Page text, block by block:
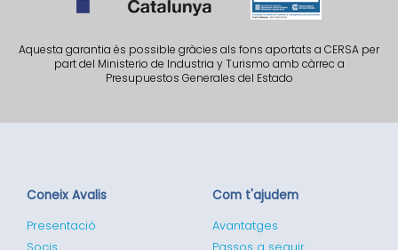
Aquesta garantia és possible gràcies als fons aportats a CERSA per
part del Ministerio de Industria y Turismo amb càrrec a
Presupuestos Generales del Estado
Coneix Avalis
Presentació
Com t'ajudem
Avantatges